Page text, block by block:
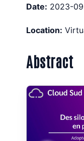
Date: 2023-
Location:
Abstract